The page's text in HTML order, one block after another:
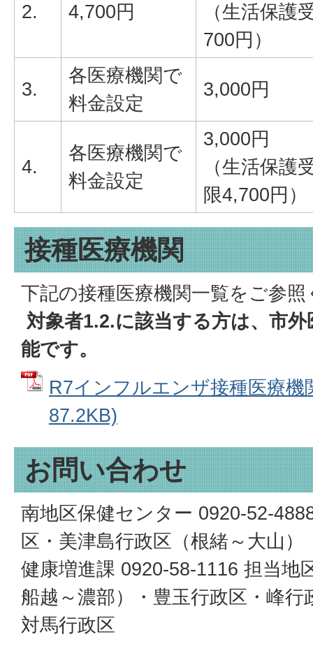
2. 4,700円
（生活保護
700円）
3.
各医療機関で
料金設定
3,000円
4.
各医療機関で
料金設定
3,000円
（生活保護
限4,700円）
接種医療機関
下記の接種医療機関一覧をご参
対象者1.2.に該当する方は、市
能です。
R7インフルエンザ接種医療
87.2KB)
お問い合わせ
南地区保健センター 0920-52-
区・美津島行政区（根緒～大山）
健康増進課 0920-58-1116 担当地
船越～濃部）・豊玉行政区・峰行
対馬行政区